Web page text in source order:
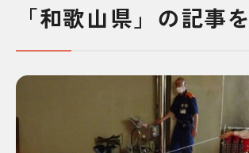
「和歌山県」の記事